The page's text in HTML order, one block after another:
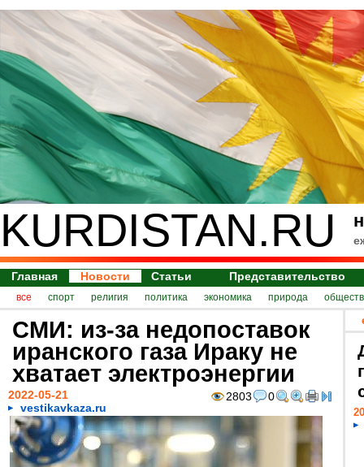
KURDISTAN.RU
Главная Новости Статьи Представительство
все спорт религия политика экономика природа
СМИ: из-за недопоставок
иранского газа Ираку не
хватает электроэнергии
2803 0
2022-05-21
vestikavkaza.ru